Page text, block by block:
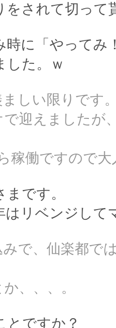
をされて切って
時に「やってみ
した。ｗ
ましい限りです
で迎えましたが
稼働ですので
です。
はリベンジして
みで、仙楽都で
、、、。
とですか？